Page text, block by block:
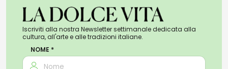
Iscriviti alla nostra Newsletter settimanale dedicata alla
cultura, all'arte e alle tradizioni italiane.
NOME *